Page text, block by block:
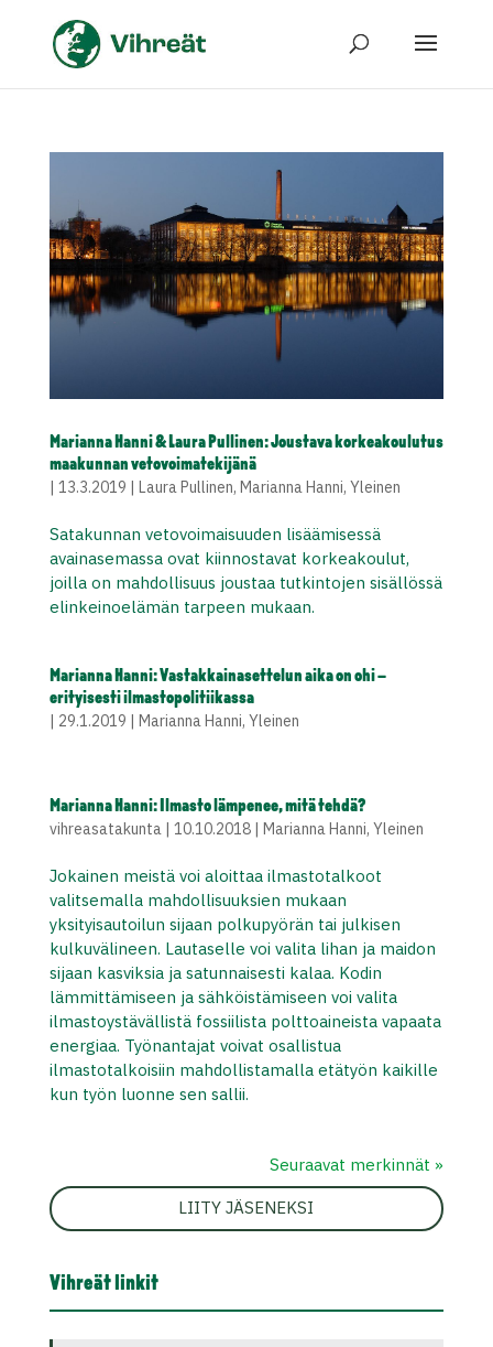
Marianna Hanni & Laura Pullinen: Joustava korkeakoulutus
maakunnan vetovoimatekijänä
| 13.3.2019 | Laura Pullinen, Marianna Hanni, Yleinen
Satakunnan vetovoimaisuuden lisäämisessä
avainasemassa ovat kiinnostavat korkeakoulut,
joilla on mahdollisuus joustaa tutkintojen sisällössä
elinkeinoelämän tarpeen mukaan.
Marianna Hanni: Vastakkainasettelun aika on ohi –
erityisesti ilmastopolitiikassa
| 29.1.2019 | Marianna Hanni, Yleinen
Marianna Hanni: Ilmasto lämpenee, mitä tehdä?
vihreasatakunta| 10.10.2018| Marianna Hanni, Yleinen
Jokainen meistä voi aloittaa ilmastotalkoot
valitsemalla mahdollisuuksien mukaan
yksityisautoilun sijaan polkupyörän tai julkisen
kulkuvälineen. Lautaselle voi valita lihan ja maidon
sijaan kasviksia ja satunnaisesti kalaa. Kodin
lämmittämiseen ja sähköistämiseen voi valita
ilmastoystävällistä fossiilista polttoaineista vapaata
energiaa. Työnantajat voivat osallistua
ilmastotalkoisiin mahdollistamalla etätyön kaikille
kun työn luonne sen sallii.
Seuraavat merkinnät »
LIITY JÄSENEKSI
Vihreät linkit